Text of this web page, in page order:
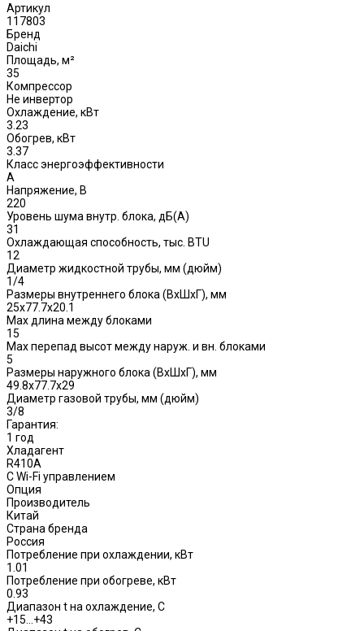
Артикул
117803
Бренд
Daichi
Площадь, м²
35
Компрессор
Не инвертор
Охлаждение, кВт
3.23
Обогрев, кВт
3.37
Класс энергоэффективности
A
Напряжение, В
220
Уровень шума внутр. блока, дБ(А)
31
Охлаждающая способность, тыс. BTU
12
Диаметр жидкостной трубы, мм (дюйм)
1/4
Размеры внутреннего блока (ВхШхГ), мм
25x77.7x20.1
Max длина между блоками
15
Max перепад высот между наруж. и вн. блоками
5
Размеры наружного блока (ВхШхГ), мм
49.8x77.7x29
Диаметр газовой трубы, мм (дюйм)
3/8
Гарантия:
1 год
Хладагент
R410A
С Wi-Fi управлением
Опция
Производитель
Китай
Страна бренда
Россия
Потребление при охлаждении, кВт
1.01
Потребление при обогреве, кВт
0.93
Диапазон t на охлаждение, С
+15…+43